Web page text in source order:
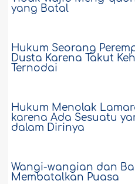
yang Batal
Hukum Seorang
Dusta Karena Takut
Ternodai
Hukum Menolak
karena Ada Sesuatu
dalam Dirinya
Wangi-wangian dan
Membatalkan Puasa